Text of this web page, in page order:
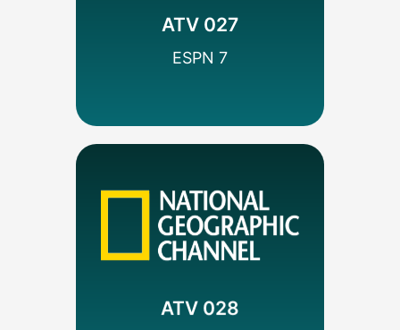
ATV 027
ESPN 7
SEÑAL HD
DISNEY
ATV 028
Codificado
MÁS INFO